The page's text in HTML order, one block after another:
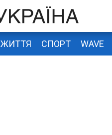
ЖИТТЯ СПОРТ WAVE